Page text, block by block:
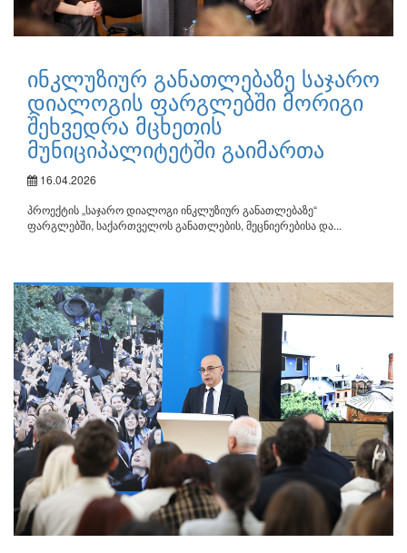
ინკლუზიურ განათლებაზე საჯარო
დიალოგის ფარგლებში მორიგი
შეხვედრა მცხეთის
მუნიციპალიტეტში გაიმართა
16.04.2026
პროექტის „საჯარო დიალოგი ინკლუზიურ განათლებაზე“
ფარგლებში, საქართველოს განათლების, მეცნიერებისა და...